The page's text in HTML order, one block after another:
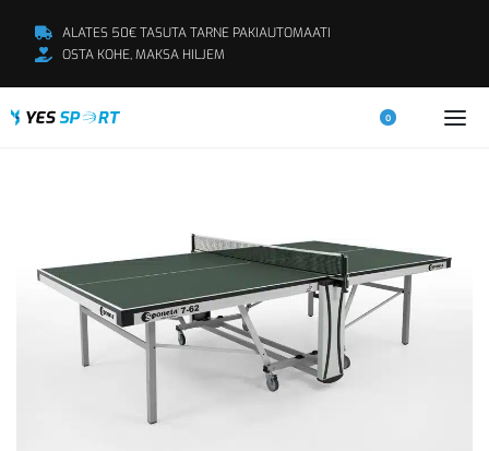
ALATES 50€ TASUTA TARNE PAKIAUTOMAATI
OSTA KOHE, MAKSA HILJEM
0